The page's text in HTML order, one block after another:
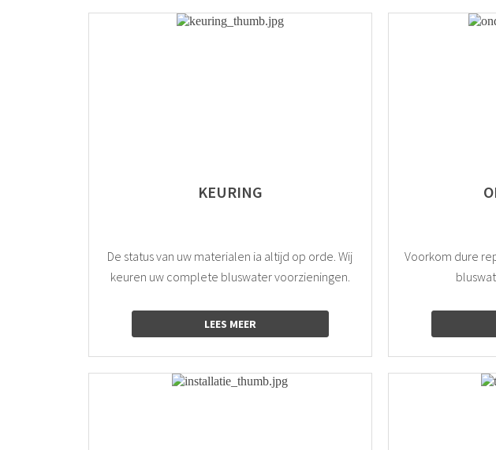
KEURING
De status van uw materialen ia altijd op orde. Wij
keuren uw complete bluswater voorzieningen.
LEES MEER
Voorkom dure